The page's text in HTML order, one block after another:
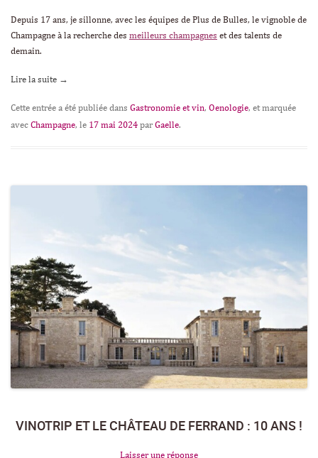
Depuis 17 ans, je sillonne, avec les équipes de Plus de Bulles, le vignoble de
Champagne à la recherche des meilleurs champagnes et des talents de
demain.
Lire la suite →
Cette entrée a été publiée dans Gastronomie et vin, Oenologie, et marquée
avec Champagne, le 17 mai 2024 par Gaelle.
VINOTRIP ET LE CHÂTEAU DE FERRAND : 10 ANS !
Laisser une réponse